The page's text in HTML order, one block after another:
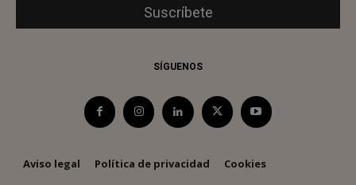
SÍGUENOS
Aviso legal Política de privacidad Cookies